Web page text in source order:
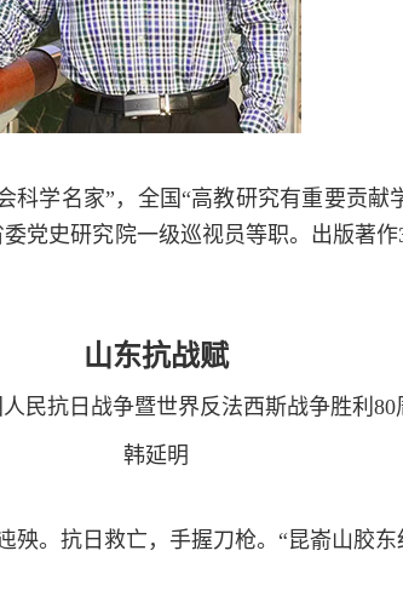
学名家”，全国“高教研究有重要贡献
党史研究院一级巡视员等职。出版著
山东抗战赋
民抗日战争暨世界反法西斯战争胜利80
韩延明
。抗日救亡，手握刀枪。“昆嵛山胶